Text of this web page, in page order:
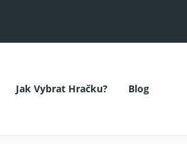
Jak Vybrat Hračku? Blog